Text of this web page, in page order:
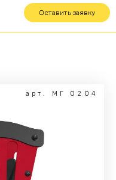
Оставить заявку
арт. МГ 0204